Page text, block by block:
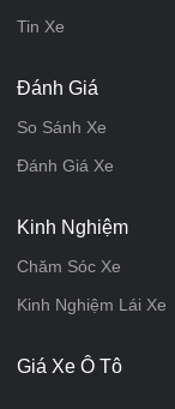
Tin Xe
Đánh Giá
So Sánh Xe
Đánh Giá Xe
Kinh Nghiệm
Chăm Sóc Xe
Kinh Nghiệm Lái Xe
Giá Xe Ô Tô